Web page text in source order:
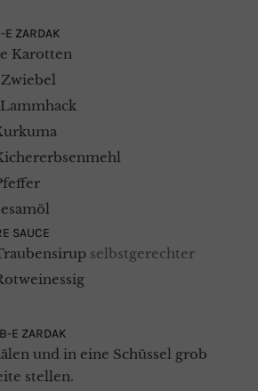
E ZARDAK
Karotten
Lammhack
SAUCE
selbstgerechter
E ZARDAK
stellen.